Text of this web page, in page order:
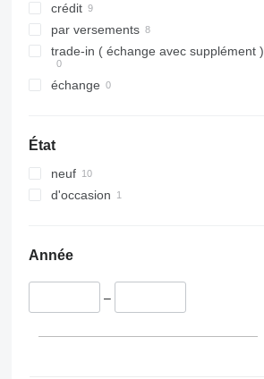
crédit
par versements
trade-in ( échange avec supplément )
échange
État
neuf
d'occasion
Année
–